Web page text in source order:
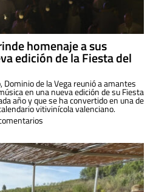
homenaje a sus
edición de la Fiesta del
Dominio de la Vega reunió a amantes
en una nueva edición de su Fiesta
año y que se ha convertido en una de
vitivinícola valenciano.